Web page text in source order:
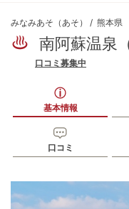
みなみあそ（あそ） 熊本県
南阿蘇温泉
口コミ募集中
基本情報
口コミ